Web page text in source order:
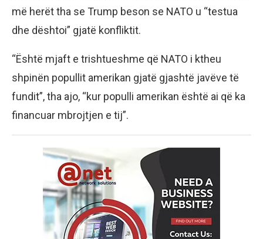
më herët tha se Trump beson se NATO u “testua
dhe dështoi” gjatë konfliktit.
“Është mjaft e trishtueshme që NATO i ktheu
shpinën popullit amerikan gjatë gjashtë javëve të
fundit”, tha ajo, “kur populli amerikan është ai që ka
financuar mbrojtjen e tij”.